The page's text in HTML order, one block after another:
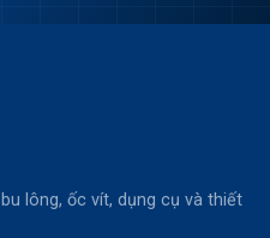
lông, ốc vít, dụng cụ và thiết